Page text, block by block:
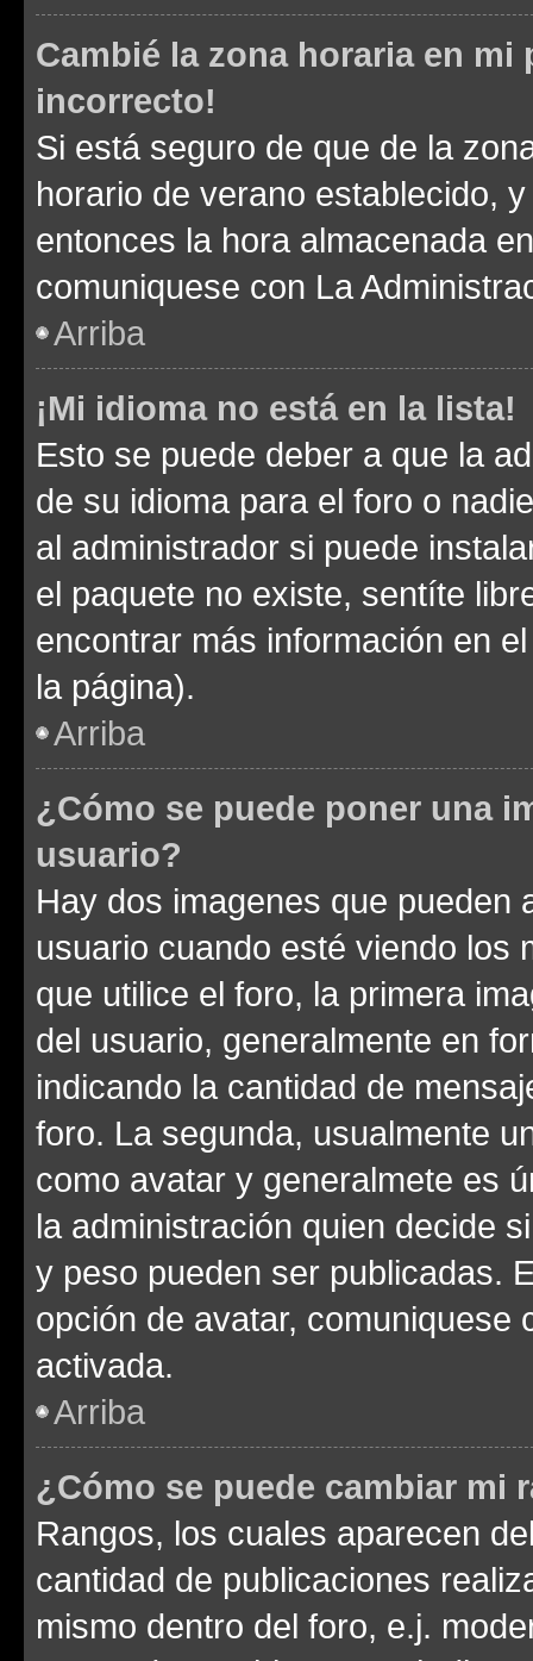
Cambié la zona horaria en
incorrecto!
Si está seguro de que de la
horario de verano establecido,
entonces la hora almacenada
comuniquese con La
Arriba
¡Mi idioma no está en la lista!
Esto se puede deber a que la
de su idioma para el foro o
al administrador si puede
el paquete no existe, sentíte
encontrar más información en
la página).
Arriba
¿Cómo se puede poner una
usuario?
Hay dos imagenes que pueden
usuario cuando esté viendo los
que utilice el foro, la primera
del usuario, generalmente en
indicando la cantidad de
foro. La segunda, usualmente
como avatar y generalmete es
la administración quien decide
y peso pueden ser publicadas.
opción de avatar, comuniquese
activada.
Arriba
¿Cómo se puede cambiar mi
Rangos, los cuales aparecen
cantidad de publicaciones
mismo dentro del foro, e.j.